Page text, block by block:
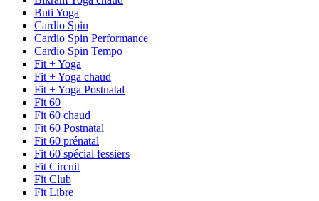
Buti Yoga
Cardio Spin
Cardio Spin Performance
Cardio Spin Tempo
Fit + Yoga
Fit + Yoga chaud
Fit + Yoga Postnatal
Fit 60
Fit 60 chaud
Fit 60 Postnatal
Fit 60 prénatal
Fit 60 spécial fessiers
Fit Circuit
Fit Club
Fit Libre